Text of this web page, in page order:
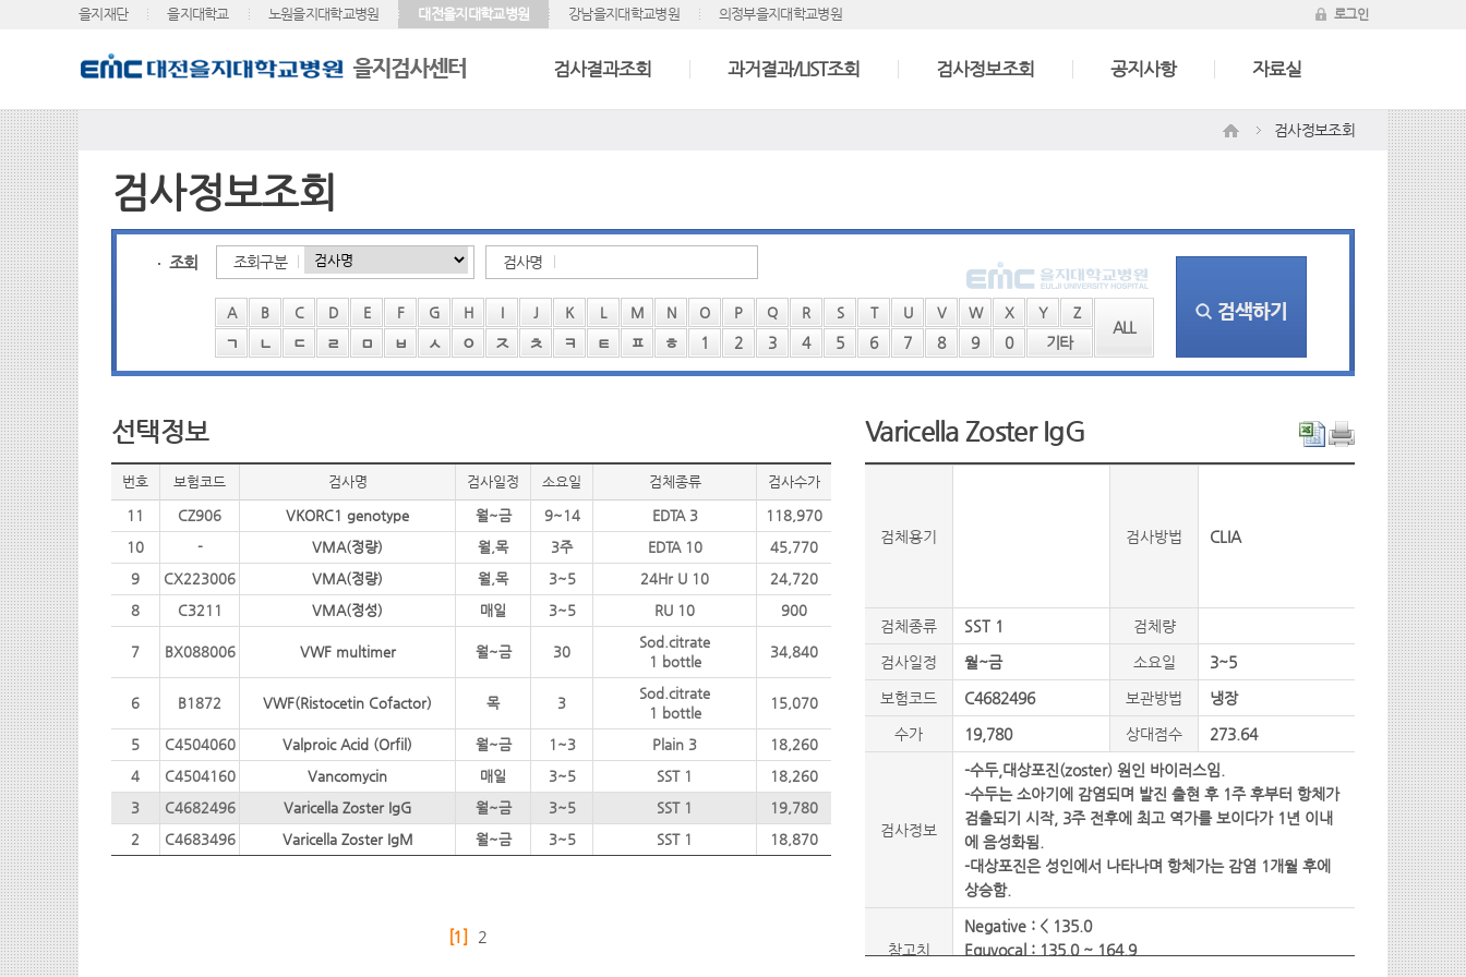
을지재단 을지대학교 노원을지대학교병원 대전을지대학교병원 강남을지대학교병원 의정부을지대학교병원 로그인
검사결과조회 과거결과/LIST조회 검사정보조회 공지사항 자료실
검사정보조회
검사정보조회
조회 조회구분 검사명
A B C D E F G H I J K L M N O P Q R S T U V W X Y Z
ㄱ ㄴ ㄷ ㄹ ㅁ ㅂ ㅅ ㅇ ㅈ ㅊ ㅋ ㅌ ㅍ ㅎ 1 2 3 4 5 6 7 8 9 0 기타
ALL
선택정보
번호 보험코드 검사명 검사일정 소요일 검체종류 검사수가
11 CZ906 VKORC1 genotype 월~금 9~14 EDTA 3
118,970
10
- VMA(정량) 월,목 3주 EDTA 10
45,770
9
CX223006 VMA(정량) 월,목 3~5 24Hr U 10
24,720
8
C3211 VMA(정성) 매일 3~5 RU 10 900
7 BX088006 VWF multimer 월~금 30
Sod.citrate
1 bottle
34,840
6 B1872 VWF(Ristocetin Cofactor) 목 3
Sod.citrate
1 bottle
15,070
5 C4504060 Valproic Acid (Orfil) 월~금 1~3 Plain 3
18,260
4
C4504160 Vancomycin 매일 3~5 SST 1
18,260
3
C4682496 Varicella Zoster IgG 월~금 3~5 SST 1
19,780
2
C4683496 Varicella Zoster IgM 월~금 3~5 SST 1 18,870
[1] 2
Varicella Zoster IgG
검체용기 검사방법 CLIA
검체종류 SST 1 검체량
검사일정 월~금 소요일 3~5
보험코드 C4682496 보관방법 냉장
수가 19,780 상대점수 273.64
검사정보
-수두,대상포진(zoster) 원인 바이러스임.
-수두는 소아기에 감염되며 발진 출현 후 1주 후부터 항체가
검출되기 시작, 3주 전후에 최고 역가를 보이다가 1년 이내
에 음성화됨.
-대상포진은 성인에서 나타나며 항체가는 감염 1개월 후에
상승함.
참고치
Negative : < 135.0
Equvocal : 135.0 ~ 164.9